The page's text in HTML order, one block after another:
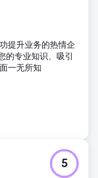
提升业务的热情企
的专业知识、吸引
一无所知
5